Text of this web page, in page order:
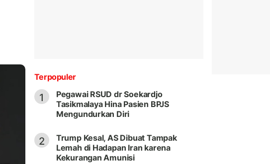
Terpopuler
1
Pegawai RSUD dr Soekardjo
Tasikmalaya Hina Pasien BPJS
Mengundurkan Diri
2
Trump Kesal, AS Dibuat Tampak
Lemah di Hadapan Iran karena
Kekurangan Amunisi